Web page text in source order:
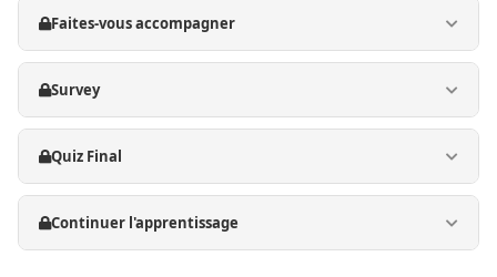
Faites-vous accompagner
Survey
Quiz Final
Continuer l'apprentissage